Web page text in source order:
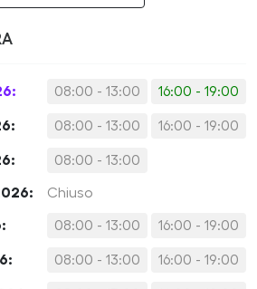
08:00 - 13:00 16:00 - 19:00
08:00 - 13:00 16:00 - 19:00
08:00 - 13:00
Chiuso
08:00 - 13:00 16:00 - 19:00
08:00 - 13:00 16:00 - 19:00